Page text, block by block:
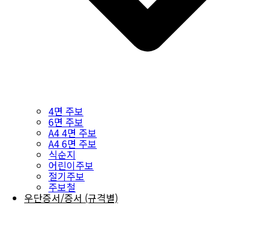
4면 주보
6면 주보
A4 4면 주보
A4 6면 주보
식순지
어린이주보
절기주보
주보철
우단증서/증서 (규격별)